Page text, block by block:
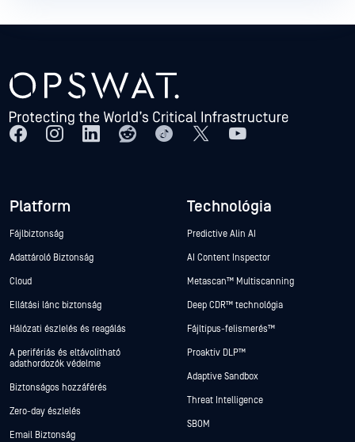
Platform
Fájlbiztonság
Adattároló Biztonság
Cloud
Ellátási lánc biztonság
Hálózati észlelés és reagálás
A perifériás és eltávolítható
adathordozók védelme
Biztonságos hozzáférés
Zero-day észlelés
Email Biztonság
Technológia
Predictive Alin AI
AI Content Inspector
Metascan™ Multiscanning
Deep CDR™ technológia
Fájltípus-felismerés™
Proaktív DLP™
Adaptive Sandbox
Threat Intelligence
SBOM